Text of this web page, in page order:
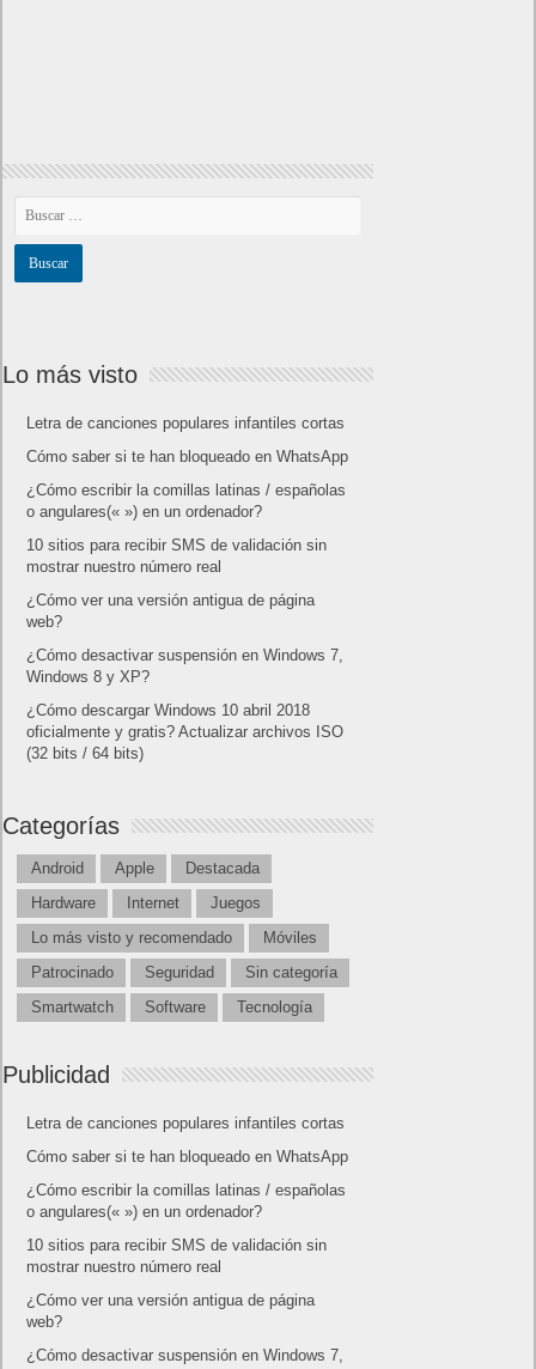
Lo más visto
Letra de canciones populares infantiles cortas
Cómo saber si te han bloqueado en WhatsApp
¿Cómo escribir la comillas latinas / españolas
o angulares(« ») en un ordenador?
10 sitios para recibir SMS de validación sin
mostrar nuestro número real
¿Cómo ver una versión antigua de página
web?
¿Cómo desactivar suspensión en Windows 7,
Windows 8 y XP?
¿Cómo descargar Windows 10 abril 2018
oficialmente y gratis? Actualizar archivos ISO
(32 bits / 64 bits)
Categorías
Android Apple
Destacada
Hardware
Internet
Juegos
Lo más visto y recomendado
Móviles
Patrocinado
Seguridad
Sin categoría
Smartwatch
Software Tecnología
Publicidad
Letra de canciones populares infantiles cortas
Cómo saber si te han bloqueado en WhatsApp
¿Cómo escribir la comillas latinas / españolas
o angulares(« ») en un ordenador?
10 sitios para recibir SMS de validación sin
mostrar nuestro número real
¿Cómo ver una versión antigua de página
web?
¿Cómo desactivar suspensión en Windows 7,